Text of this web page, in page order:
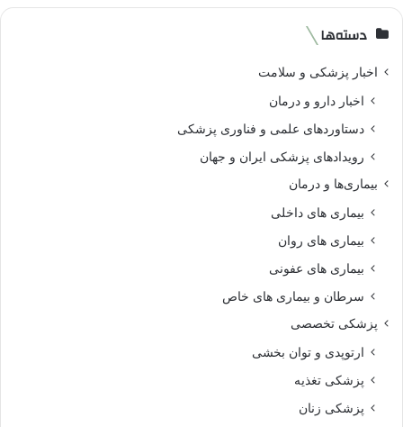
دسته‌ها
اخبار پزشکی و سلامت
اخبار دارو و درمان
دستاوردهای علمی و فناوری پزشکی
رویدادهای پزشکی ایران و جهان
بیماری‌ها و درمان
بیماری های داخلی
بیماری های روان‌
بیماری های عفونی
سرطان و بیماری های خاص
پزشکی تخصصی
ارتوپدی و توان بخشی
پزشکی تغذیه
پزشکی زنان